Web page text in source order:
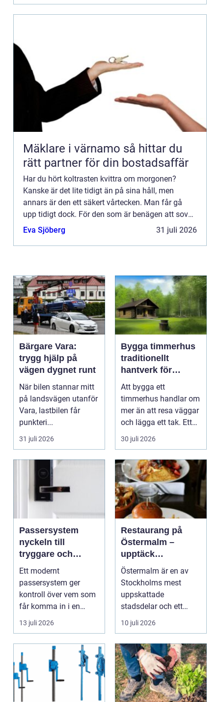
Mäklare i värnamo så hittar du
rätt partner för din bostadsaffär
Har du hört koltrasten kvittra om morgonen?
Kanske är det lite tidigt än på sina håll, men
annars är den ett säkert vårtecken. Man får gå
upp tidigt dock. För den som är benägen att sova
länge så blir det svårt att hinna med att höra
Eva Sjöberg 31 juli 2026
Bärgare Vara:
trygg hjälp på
vägen dygnet runt
När bilen stannar mitt
på landsvägen utanför
Vara, lastbilen får
punkteri...
31 juli 2026
Bygga timmerhus
traditionellt
hantverk för
moderna behov
Att bygga ett
timmerhus handlar om
mer än att resa väggar
och lägga ett tak. Ett
timmerhus är ett lå...
30 juli 2026
Passersystem
nyckeln till
tryggare och
smidigare tillträde
Ett modernt
passersystem ger
kontroll över vem som
får komma in i en
byggnad, när de får
komma in oc...
13 juli 2026
Restaurang på
Östermalm –
upptäck
matupplevelser i
en av Stockholms
mest attraktiva
stadsdelar
Östermalm är en av
Stockholms mest
uppskattade
stadsdelar och ett
självklart val f&ou...
10 juli 2026